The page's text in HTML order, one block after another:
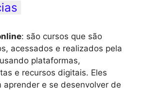
: são cursos que são
acessados e realizados pela
plataformas,
e recursos digitais. Eles
aprender e se desenvolver de